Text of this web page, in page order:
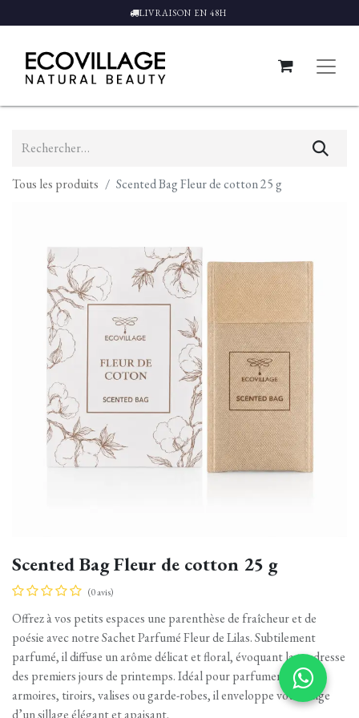
LIVRAISON EN 48H
Tous les produits Scented Bag Fleur de cotton 25 g
Scented Bag Fleur de cotton 25 g
(0 avis)
Offrez à vos petits espaces une parenthèse de fraîcheur et de
poésie avec notre Sachet Parfumé Fleur de Lilas. Subtilement
parfumé, il diffuse un arôme délicat et floral, évoquant la tendresse
des premiers jours de printemps. Idéal pour parfumer vos
armoires, tiroirs, valises ou garde-robes, il enveloppe votre linge